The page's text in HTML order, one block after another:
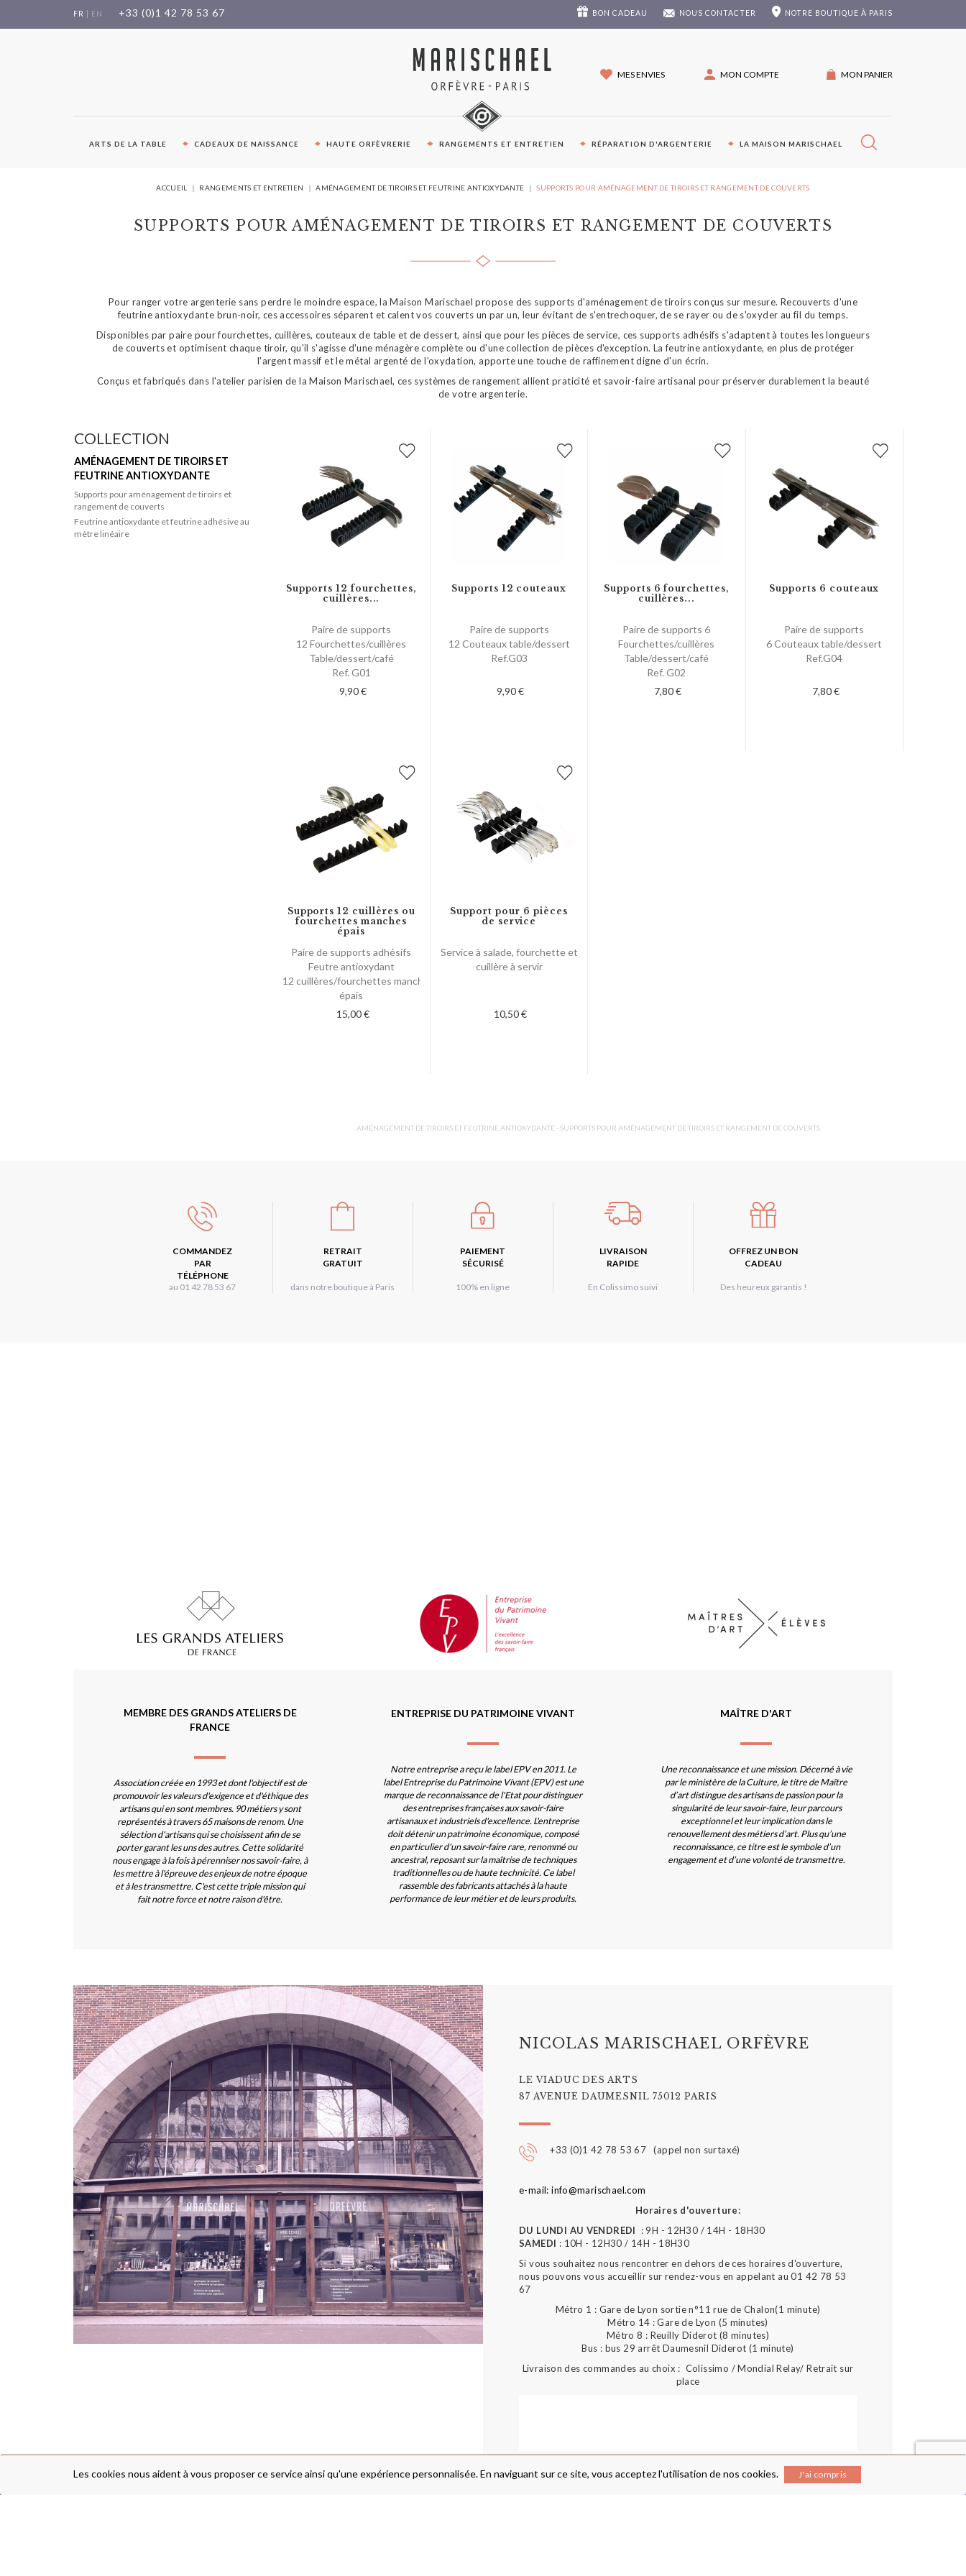
FR EN +33 (0)1 42 78 53 67 BON CADEAU NOUS CONTACTER NOTRE BOUTIQUE À PARIS
MES ENVIES MON COMPTE MON PANIER
ARTS DE LA TABLE CADEAUX DE NAISSANCE HAUTE ORFÈVRERIE RANGEMENTS ET ENTRETIEN RÉPARATION D'ARGENTERIE LA MAISON MARISCHAEL
VOUS
ACCUEIL RANGEMENTS ET ENTRETIEN AMÉNAGEMENT DE TIROIRS ET FEUTRINE ANTIOXYDANTE SUPPORTS POUR AMÉNAGEMENT DE TIROIRS ET RANGEMENT DE COUVERTS
SUPPORTS POUR AMÉNAGEMENT DE TIROIRS ET RANGEMENT DE COUVERTS
Pour ranger votre argenterie sans perdre le moindre espace, la Maison Marischael propose des supports d'aménagement de tiroirs conçus sur mesure. Recouverts d'une
feutrine antioxydante brun-noir, ces accessoires séparent et calent vos couverts un par un, leur évitant de s'entrechoquer, de se rayer ou de s'oxyder au fil du temps.
Disponibles par paire pour fourchettes, cuillères, couteaux de table et de dessert, ainsi que pour les pièces de service, ces supports adhésifs s'adaptent à toutes les longueurs
de couverts et optimisent chaque tiroir, qu'il s'agisse d'une ménagère complète ou d'une collection de pièces d'exception. La feutrine antioxydante, en plus de protéger
l'argent massif et le métal argenté de l'oxydation, apporte une touche de raffinement digne d'un écrin.
Conçus et fabriqués dans l'atelier parisien de la Maison Marischael, ces systèmes de rangement allient praticité et savoir-faire artisanal pour préserver durablement la beauté
de votre argenterie.
Supports 12 fourchettes,
cuillères...
Paire de supports
12 Fourchettes/cuillères
Table/dessert/café
Ref. G01
9,90 €
Supports 12 couteaux
Paire de supports
12 Couteaux table/dessert
Ref.G03
9,90 €
Supports 6 fourchettes,
cuillères...
Paire de supports 6
Fourchettes/cuillères
Table/dessert/café
Ref. G02
7,80 €
Supports 6 couteaux
Paire de supports
6 Couteaux table/dessert
Ref.G04
7,80 €
Supports 12 cuillères ou
fourchettes manches
épais
Paire de supports adhésifs
Feutre antioxydant
12 cuillères/fourchettes manches
épais
15,00 €
Support pour 6 pièces
de service
Service à salade, fourchette et
cuillère à servir
10,50 €
COLLECTION
AMÉNAGEMENT DE TIROIRS ET
FEUTRINE ANTIOXYDANTE
Supports pour aménagement de tiroirs et
rangement de couverts
Feutrine antioxydante et feutrine adhésive au
mètre linéaire
AMÉNAGEMENT DE TIROIRS ET FEUTRINE ANTIOXYDANTE - SUPPORTS POUR AMÉNAGEMENT DE TIROIRS ET RANGEMENT DE COUVERTS
COMMANDEZ
PAR
TÉLÉPHONE
au 01 42 78 53 67
RETRAIT
GRATUIT
dans notre boutique à Paris
PAIEMENT
SÉCURISÉ
100% en ligne
LIVRAISON
RAPIDE
En Colissimo suivi
OFFREZ UN BON
CADEAU
Des heureux garantis !
MEMBRE DES GRANDS ATELIERS DE
FRANCE
Association créée en 1993 et dont l'objectif est de
promouvoir les valeurs d'exigence et d'éthique des
artisans qui en sont membres. 90 métiers y sont
représentés à travers 65 maisons de renom. Une
sélection d'artisans qui se choisissent afin de se
porter garant les uns des autres. Cette solidarité
nous engage à la fois à pérenniser nos savoir-faire, à
les mettre à l'épreuve des enjeux de notre époque
et à les transmettre. C'est cette triple mission qui
fait notre force et notre raison d'être.
ENTREPRISE DU PATRIMOINE VIVANT
Notre entreprise a reçu le label EPV en 2011. Le
label Entreprise du Patrimoine Vivant (EPV) est une
marque de reconnaissance de l'Etat pour distinguer
des entreprises françaises aux savoir-faire
artisanaux et industriels d'excellence. L'entreprise
doit détenir un patrimoine économique, composé
en particulier d'un savoir-faire rare, renommé ou
ancestral, reposant sur la maîtrise de techniques
traditionnelles ou de haute technicité. Ce label
rassemble des fabricants attachés à la haute
performance de leur métier et de leurs produits.
MAÎTRE D'ART
Une reconnaissance et une mission. Décerné à vie
par le ministère de la Culture, le titre de Maître
d’art distingue des artisans de passion pour la
singularité de leur savoir-faire, leur parcours
exceptionnel et leur implication dans le
renouvellement des métiers d’art. Plus qu’une
reconnaissance, ce titre est le symbole d’un
engagement et d’une volonté de transmettre.
NICOLAS MARISCHAEL ORFÈVRE
LE VIADUC DES ARTS
87 AVENUE DAUMESNIL 75012 PARIS
+33 (0)1 42 78 53 67 (appel non surtaxé)
e-mail: info@marischael.com
Horaires d'ouverture:
DU LUNDI AU VENDREDI
: 9H - 12H30 / 14H - 18H30
SAMEDI : 10H - 12H30 / 14H - 18H30
Si vous souhaitez nous rencontrer en dehors de ces horaires d'ouverture,
nous pouvons vous accueillir sur rendez-vous en appelant au 01 42 78 53
67
Métro 1 : Gare de Lyon sortie n°11 rue de Chalon(1 minute)
Métro 14 : Gare de Lyon (5 minutes)
Métro 8 : Reuilly Diderot (8 minutes)
Bus : bus 29 arrêt Daumesnil Diderot (1 minute)
Livraison des commandes au choix : Colissimo / Mondial Relay/ Retrait sur
place
Les cookies nous aident à vous proposer ce service ainsi qu'une expérience personnalisée. En naviguant sur ce site, vous acceptez l'utilisation de nos cookies. J'ai compris